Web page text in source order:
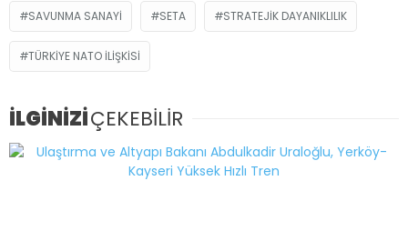
SAVUNMA SANAYI SETA STRATEJIK DAYANIKLILIK
TÜRKIYE NATO ILIŞKISI
İLGİNİZİÇEKEBİLİR